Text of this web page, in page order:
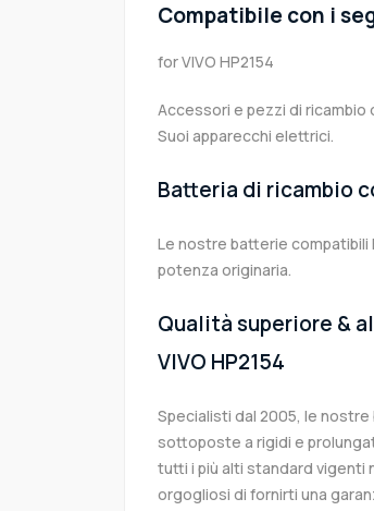
Compatibile con i
for VIVO HP2154
Accessori e pezzi di ricambio
Suoi apparecchi elettrici.
Batteria di ricambio
Le nostre batterie compatibili
potenza originaria.
Qualità superiore &
VIVO HP2154
Specialisti dal 2005, le nostre
sottoposte a rigidi e
tutti i più alti standard vigenti
orgogliosi di fornirti una